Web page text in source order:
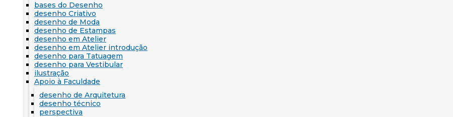
bases do Desenho
desenho Criativo
desenho de Moda
desenho de Estampas
desenho em Atelier
desenho em Atelier introdução
desenho para Tatuagem
desenho para Vestibular
ilustração
Apoio à Faculdade
desenho de Arquitetura
desenho técnico
perspectiva